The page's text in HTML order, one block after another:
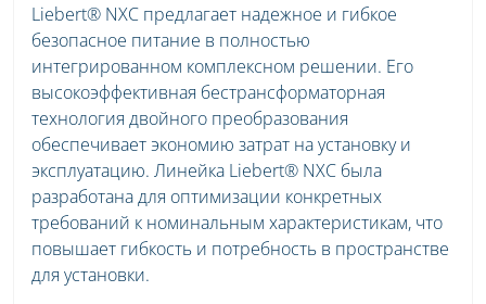
Liebert® NXC предлагает надежное и гибкое
безопасное питание в полностью
интегрированном комплексном решении. Его
высокоэффективная бестрансформаторная
технология двойного преобразования
обеспечивает экономию затрат на установку и
эксплуатацию. Линейка Liebert® NXC была
разработана для оптимизации конкретных
требований к номинальным характеристикам, что
повышает гибкость и потребность в пространстве
для установки.